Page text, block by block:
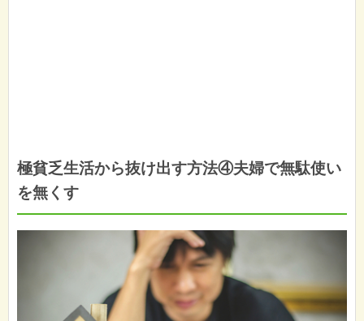
極貧乏生活から抜け出す方法④夫婦で無駄使い
を無くす